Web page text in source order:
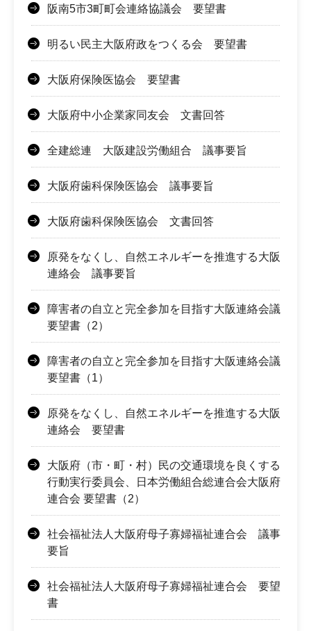
阪南5市3町町会連絡協議会 要望書
明るい民主大阪府政をつくる会 要望書
大阪府保険医協会 要望書
大阪府中小企業家同友会 文書回答
全建総連 大阪建設労働組合 議事要旨
大阪府歯科保険医協会 議事要旨
大阪府歯科保険医協会 文書回答
原発をなくし、自然エネルギーを推進する大阪
連絡会 議事要旨
障害者の自立と完全参加を目指す大阪連絡会議
要望書（2）
障害者の自立と完全参加を目指す大阪連絡会議
要望書（1）
原発をなくし、自然エネルギーを推進する大阪
連絡会 要望書
大阪府（市・町・村）民の交通環境を良くする
行動実行委員会、日本労働組合総連合会大阪府
連合会 要望書（2）
社会福祉法人大阪府母子寡婦福祉連合会 議事
要旨
社会福祉法人大阪府母子寡婦福祉連合会 要望
書